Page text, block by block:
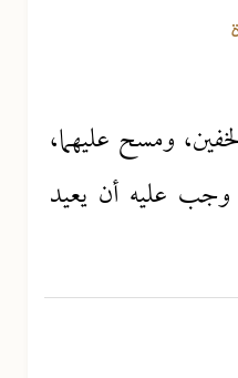
ومسح عليهما،
عليه أن يعيد